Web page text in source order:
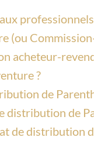
professionnels
(ou
acheteur-
?
de
distribution de
de distribution